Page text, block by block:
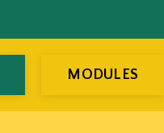
MODULES